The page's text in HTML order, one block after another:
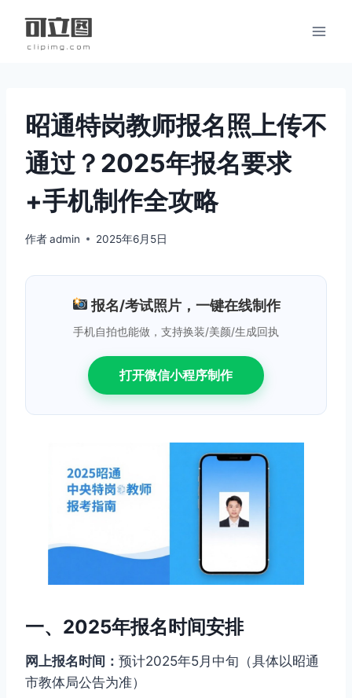
昭通特岗教师报名照上传不
通过？2025年报名要求
+手机制作全攻略
作者admin 2025年6月5日
报名/考试照片，一键在线制作
手机自拍也能做，支持换装/美颜/生成回执
打开微信小程序制作
一、2025年报名时间安排
网上报名时间： 预计2025年5月中旬（具体以昭通
市教体局公告为准）